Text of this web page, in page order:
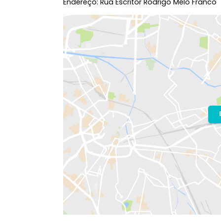
Localização do Imóvel
Condomínio:Ilha Pura
Bairro:
Barra Olímpica
- Rio de
Endereço: Rua Escritor Rodrigo Melo